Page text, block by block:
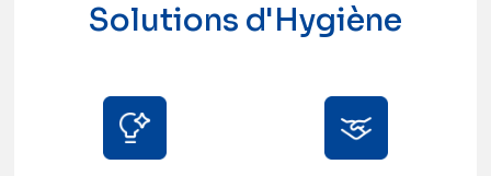
Solutions d'Hygiène